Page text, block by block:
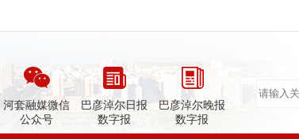
河套融媒微信
公众号
巴彦淖尔日报
数字报
巴彦淖尔晚报
数字报